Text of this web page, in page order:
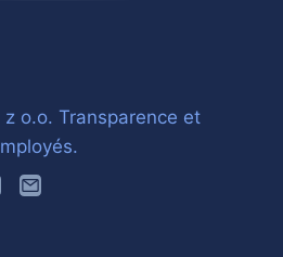
o.o. Transparence et